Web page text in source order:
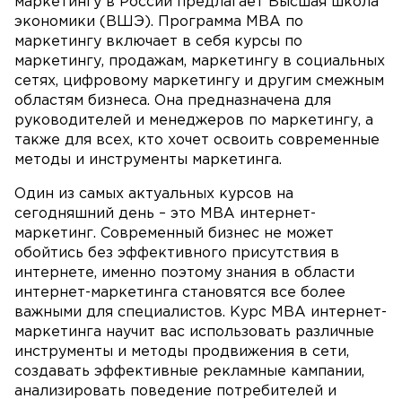
экономики (ВШЭ). Программа MBA по
маркетингу включает в себя курсы по
маркетингу, продажам, маркетингу в социальных
сетях, цифровому маркетингу и другим смежным
областям бизнеса. Она предназначена для
руководителей и менеджеров по маркетингу, а
также для всех, кто хочет освоить современные
методы и инструменты маркетинга.
Один из самых актуальных курсов на
сегодняшний день – это MBA интернет-
маркетинг. Современный бизнес не может
обойтись без эффективного присутствия в
интернете, именно поэтому знания в области
интернет-маркетинга становятся все более
важными для специалистов. Курс MBA интернет-
маркетинга научит вас использовать различные
инструменты и методы продвижения в сети,
создавать эффективные рекламные кампании,
анализировать поведение потребителей и